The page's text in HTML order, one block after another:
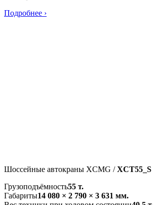
Подробнее ›
Шоссейные автокраны XCMG /XCT55_S
Грузоподъёмность55 т.
Габариты14 080 × 2 790 × 3 631 мм.